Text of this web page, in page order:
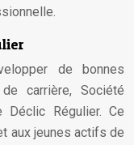
de bonnes
carrière, Société
Régulier. Ce
aux jeunes actifs de